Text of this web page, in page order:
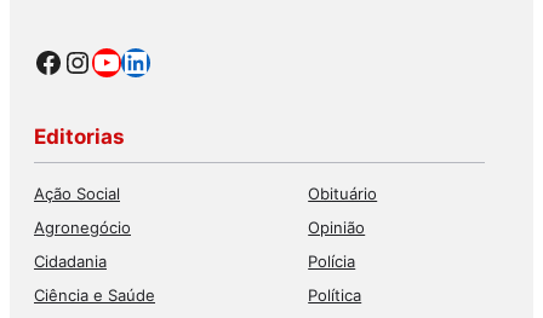
Facebook
Instagram
Youtube
LinkedIn
Editorias
Ação Social
Agronegócio
Cidadania
Ciência e Saúde
Obituário
Opinião
Polícia
Política